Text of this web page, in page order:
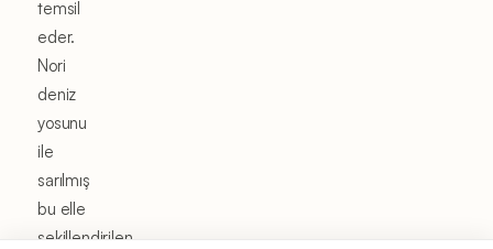
temsil
eder.
Nori
deniz
yosunu
ile
sarılmış
bu elle
şekillendirilen